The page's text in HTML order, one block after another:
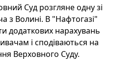
Суд розгляне одну зі
з Волині. В "Нафтогазі"
додаткових нарахувань
і сподіваються на
Верховного Суду.